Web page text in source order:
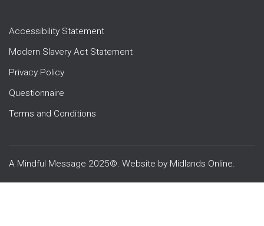
Accessibility Statement
Modern Slavery Act Statement
Privacy Policy
Questionnaire
Terms and Conditions
A Mindful Message 2025©. Website by Midlands Online.